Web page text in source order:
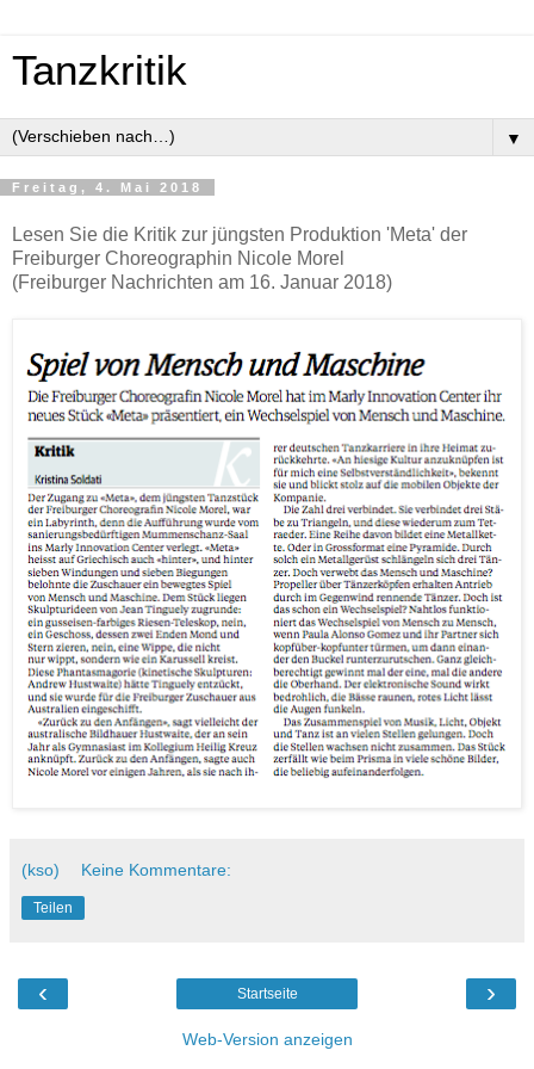
Tanzkritik
▼
Freitag, 4. Mai 2018
Lesen Sie die Kritik zur jüngsten Produktion 'Meta' der
Freiburger Choreographin Nicole Morel
(Freiburger Nachrichten am 16. Januar 2018)
(kso) Keine Kommentare:
Teilen
‹ ›
Startseite
Web-Version anzeigen